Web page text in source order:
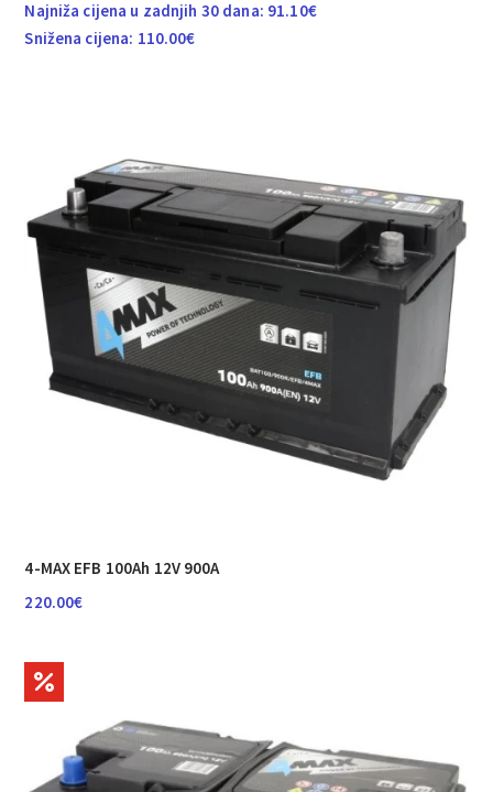
Najniža cijena u zadnjih 30 dana: 91.10€
Snižena cijena: 110.00€
4-MAX EFB 100Ah 12V 900A
220.00€